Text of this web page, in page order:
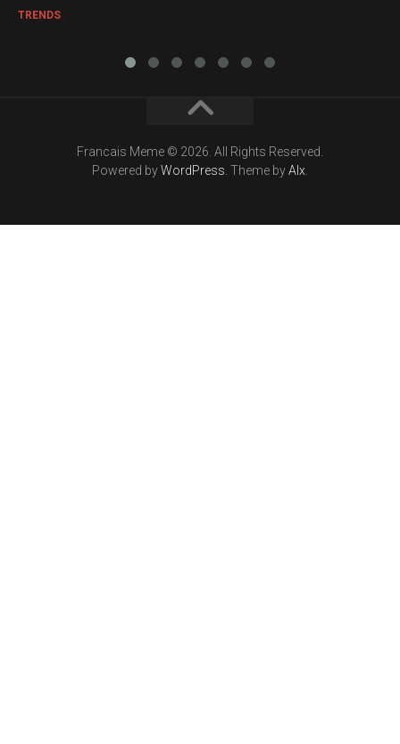
TRENDS
Francais Meme © 2026. All Rights Reserved.
Powered byWordPress . Theme byAlx